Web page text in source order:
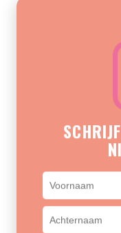
RUGTAS TAUPE 2.0